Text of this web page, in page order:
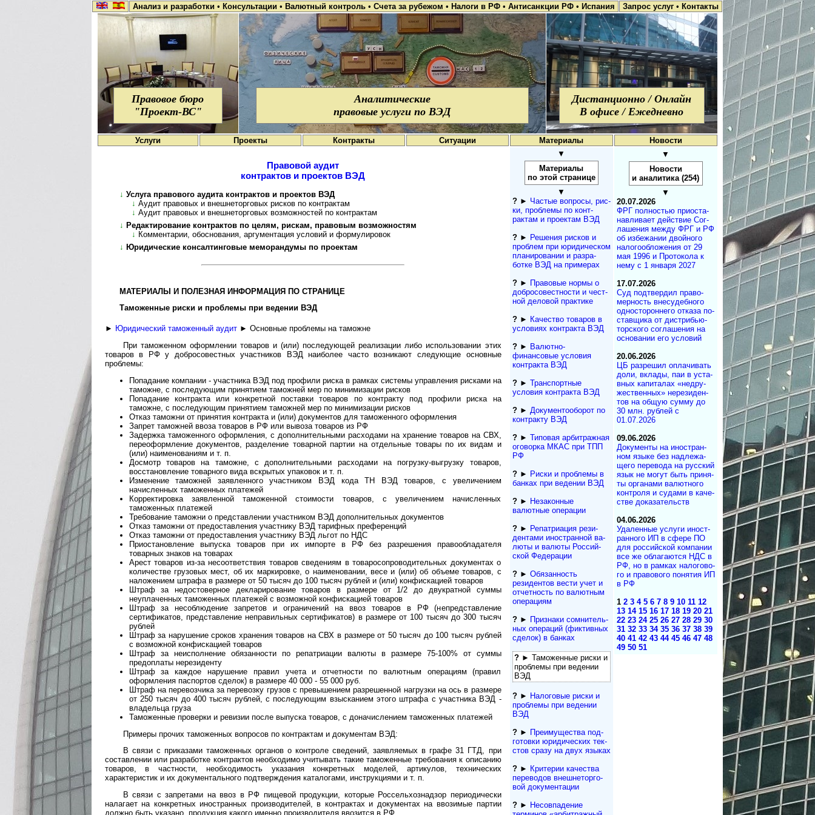
Анализ и разработки • Консультации • Валютный контроль • Счета за рубежом • Налоги в РФ • Антисанкции РФ • Испания Запрос услуг • Контакты
Правовое бюро
"Проект-ВС"
Аналитические
правовые услуги по ВЭД
Дистанционно / Онлайн
В офисе / Ежедневно
Услуги Проекты Контракты Ситуации Материалы Новости
Правовой аудит
контрактов и проектов ВЭД
↓ Услуга правового аудита контрактов и проектов ВЭД
↓ Аудит правовых и внешнеторговых рисков по контрактам
↓ Аудит правовых и внешнеторговых возможностей по контрактам
↓ Редактирование контрактов по целям, рискам, правовым возможностям
↓ Комментарии, обоснования, аргументация условий и формулировок
↓ Юридические консалтинговые меморандумы по проектам
МАТЕРИАЛЫ И ПОЛЕЗНАЯ ИНФОРМАЦИЯ ПО СТРАНИЦЕ
Таможенные риски и проблемы при ведении ВЭД
► Юридический таможенный аудит► Основные проблемы на таможне
При таможенном оформлении товаров и (или) последующей реализации либо использовании этих
товаров в РФ у добросовестных участников ВЭД наиболее часто возникают следующие основные
проблемы:
Попадание компании - участника ВЭД под профили риска в рамках системы управления рисками на
таможне, с последующим принятием таможней мер по минимизации рисков
Попадание контракта или конкретной поставки товаров по контракту под профили риска на
таможне, с последующим принятием таможней мер по минимизации рисков
Отказ таможни от принятия контракта и (или) документов для таможенного оформления
Запрет таможней ввоза товаров в РФ или вывоза товаров из РФ
Задержка таможенного оформления, с дополнительными расходами на хранение товаров на СВХ,
переоформление документов, разделение товарной партии на отдельные товары по их видам и
(или) наименованиям и т. п.
Досмотр товаров на таможне, с дополнительными расходами на погрузку-выгрузку товаров,
восстановление товарного вида вскрытых упаковок и т. п.
Изменение таможней заявленного участником ВЭД кода ТН ВЭД товаров, с увеличением
начисленных таможенных платежей
Корректировка заявленной таможенной стоимости товаров, с увеличением начисленных
таможенных платежей
Требование таможни о представлении участником ВЭД дополнительных документов
Отказ таможни от предоставления участнику ВЭД тарифных преференций
Отказ таможни от предоставления участнику ВЭД льгот по НДС
Приостановление выпуска товаров при их импорте в РФ без разрешения правообладателя
товарных знаков на товарах
Арест товаров из-за несоответствия товаров сведениям в товаросопроводительных документах о
количестве грузовых мест, об их маркировке, о наименовании, весе и (или) об объеме товаров, с
наложением штрафа в размере от 50 тысяч до 100 тысяч рублей и (или) конфискацией товаров
Штраф за недостоверное декларирование товаров в размере от 1/2 до двукратной суммы
неуплаченных таможенных платежей с возможной конфискацией товаров
Штраф за несоблюдение запретов и ограничений на ввоз товаров в РФ (непредставление
сертификатов, представление неправильных сертификатов) в размере от 100 тысяч до 300 тысяч
рублей
Штраф за нарушение сроков хранения товаров на СВХ в размере от 50 тысяч до 100 тысяч рублей
с возможной конфискацией товаров
Штраф за неисполнение обязанности по репатриации валюты в размере 75-100% от суммы
предоплаты нерезиденту
Штраф за каждое нарушение правил учета и отчетности по валютным операциям (правил
оформления паспортов сделок) в размере 40 000 - 55 000 руб.
Штраф на перевозчика за перевозку грузов с превышением разрешенной нагрузки на ось в размере
от 250 тысяч до 400 тысяч рублей, с последующим взысканием этого штрафа с участника ВЭД -
владельца груза
Таможенные проверки и ревизии после выпуска товаров, с доначислением таможенных платежей
Примеры прочих таможенных вопросов по контрактам и документам ВЭД:
В связи с приказами таможенных органов о контроле сведений, заявляемых в графе 31 ГТД, при
составлении или разработке контрактов необходимо учитывать такие таможенные требования к описанию
товаров, в частности, необходимость указания конкретных моделей, артикулов, технических
характеристик и их документального подтверждения каталогами, инструкциями и т. п.
В связи с запретами на ввоз в РФ пищевой продукции, которые Россельхознадзор периодически
налагает на конкретных иностранных производителей, в контрактах и документах на ввозимые партии
должно быть указано, продукция какого именно производителя ввозится в РФ.
▼
Материалы
по этой странице
▼
?► Частые вопросы, рис­
ки, проблемы по конт­
рактам и проектам ВЭД
?► Решения рисков и
про­блем при юридичес­ком
планирова­нии и разра­
ботке ВЭД на примерах
?► Правовые нормы о
добросовестности и чест­
ной деловой практике
?► Качество товаров в
условиях контракта ВЭД
?► Валютно-
финансовые условия
контракта ВЭД
?► Транспортные
условия контракта ВЭД
?► Документооборот по
контракту ВЭД
?► Типовая арбитражная
оговорка МКАС при ТПП
РФ
?► Риски и проблемы в
банках при ведении ВЭД
?► Незаконные
валютные операции
?► Репатриация ре­зи­
ден­та­ми иностранной ва­
лю­ты и валюты Рос­сий­
ской Федерации
?► Обязанность
резиден­тов вести учет и
отчетность по валютным
операциям
?► Признаки сомнитель­
ных операций (фиктивных
сделок) в банках
?► Таможенные риски и
проблемы при ведении
ВЭД
?► Налоговые риски и
проблемы при ведении
ВЭД
?► Преимущества под­
гото­вки юри­ди­чес­ких тек­
с­тов сразу на двух языках
?► Критерии качества
переводов внешне­тор­го­
вой документации
?► Несовпадение
▼
Новости
и аналитика (254)
▼
20.07.2026
ФРГ полностью при­ос­та­
на­в­ли­ва­ет дей­ст­вие Со­г­
ла­ше­ния меж­ду ФРГ и РФ
об из­бе­жа­нии двой­но­го
на­ло­го­об­ло­же­ния от 29
мая 1996 и Про­то­ко­ла к
нему с 1 ян­ва­ря 2027
17.07.2026
Суд под­твер­дил пра­во­
мер­ность вне­су­деб­ного
од­но­сто­рон­не­го от­ка­за по­
с­тав­щика от дист­ри­бь­ю­
тор­с­ко­го со­г­ла­ше­ния на
ос­но­ва­нии его ус­ло­вий
20.06.2026
ЦБ разрешил опла­чи­вать
до­ли, вкла­ды, паи в ус­та­
в­ных ка­пи­та­лах «не­дру­
жест­вен­ных» не­ре­зи­ден­
тов на об­щую сум­му до
30 млн. руб­лей с
01.07.2026
09.06.2026
Документы на ино­ст­ран­
ном язы­ке без над­ле­жа­
ще­го пе­ре­во­да на рус­ский
язык не мо­гут быть при­ня­
ты ор­га­на­ми ва­лют­но­го
кон­т­ро­ля и су­да­ми в ка­че­
ст­ве до­ка­за­те­ль­ств
04.06.2026
Удаленные услуги ино­ст­
ран­но­го ИП в сфе­ре ПО
для рос­сий­с­кой ком­па­нии
все же об­ла­га­ю­т­ся НДС в
РФ, но в рам­ках на­ло­го­во­
го и пра­во­во­го по­ня­тия ИП
в РФ
1 2 3 4 5 6 7 8 9 10 11 12
13 14 15 16 17 18 19 20 21
22 23 24 25 26 27 28 29 30
31 32 33 34 35 36 37 38 39
40 41 42 43 44 45 46 47 48
49 50 51